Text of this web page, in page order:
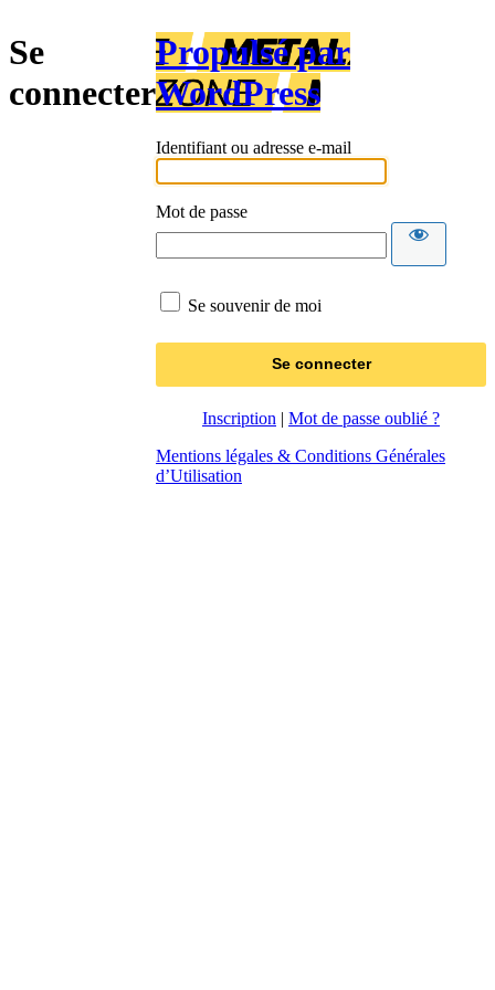
Se
connecter
Propulsé par
WordPress
Identifiant ou adresse e-mail
Mot de passe
Se souvenir de moi
Inscription | Mot de passe oublié ?
Mentions légales & Conditions Générales
d’Utilisation